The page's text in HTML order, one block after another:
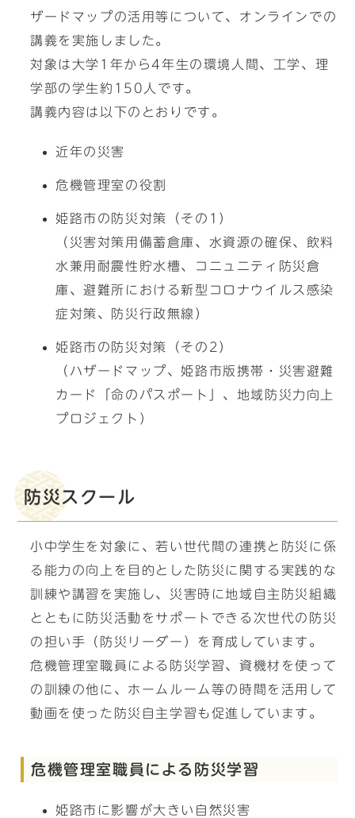
ザードマップの活用等について、オンラインでの
講義を実施しました。
対象は大学1年から4年生の環境人間、工学、理
学部の学生約150人です。
講義内容は以下のとおりです。
近年の災害
危機管理室の役割
姫路市の防災対策（その1）
（災害対策用備蓄倉庫、水資源の確保、飲料
水兼用耐震性貯水槽、コニュニティ防災倉
庫、避難所における新型コロナウイルス感染
症対策、防災行政無線）
姫路市の防災対策（その2）
（ハザードマップ、姫路市版携帯・災害避難
カード「命のパスポート」、地域防災力向上
プロジェクト）
防災スクール
小中学生を対象に、若い世代間の連携と防災に係
る能力の向上を目的とした防災に関する実践的な
訓練や講習を実施し、災害時に地域自主防災組織
とともに防災活動をサポートできる次世代の防災
の担い手（防災リーダー）を育成しています。
危機管理室職員による防災学習、資機材を使って
の訓練の他に、ホームルーム等の時間を活用して
動画を使った防災自主学習も促進しています。
危機管理室職員による防災学習
姫路市に影響が大きい自然災害